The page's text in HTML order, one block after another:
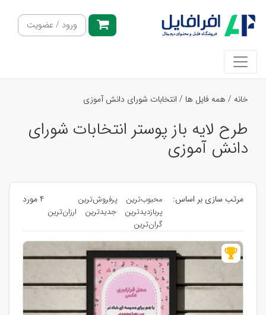
ورود / عضویت
خانه / همه فایل ها / انتخابات شورای دانش آموزی
طرح لایه باز پوستر انتخابات شورای
دانش آموزی
مرتب سازی بر اساس: محبوب‌ترین
پرفروش‌ترین
پربازدیدترین
جدیدترین
ارزان‌ترین
گران‌ترین
4 مورد